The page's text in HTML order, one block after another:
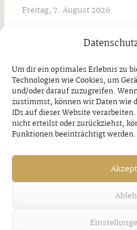
Um dir ein optimales Erlebnis zu
Technologien wie Cookies, um
und/oder darauf zuzugreifen.
zustimmst, können wir Daten wie
IDs auf dieser Website
nicht erteilst oder zurückziehst,
Funktionen beeinträchtigt werden.
Freitag, 7. August 2026